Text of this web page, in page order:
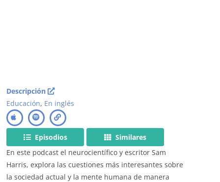
Descripción
Educación, En inglés
Episodios
Similares
En este podcast el neurocientífico y escritor Sam
Harris, explora las cuestiones más interesantes sobre
la sociedad actual y la mente humana de manera